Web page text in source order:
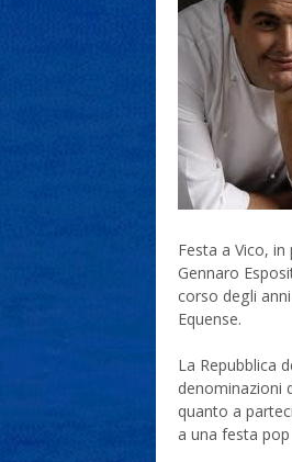
Festa a Vico, in
Gennaro
corso degli
Equense.
La Repubblica
denominazioni
quanto a
a una festa